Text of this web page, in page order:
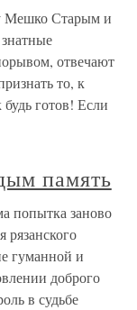
Мешко Старым и
отвечают
то, к
готов! Если
память
попытка заново
рязанского
гуманной и
доброго
в судьбе